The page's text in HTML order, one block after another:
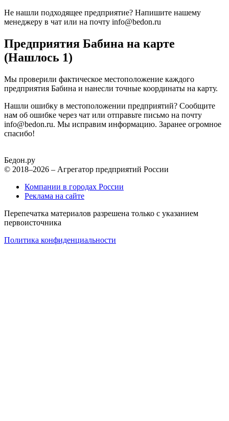
Не нашли подходящее предприятие? Напишите нашему
менеджеру в чат или на почту info@bedon.ru
Предприятия Бабина на карте
(Нашлось 1)
Мы проверили фактическое местоположение каждого
предприятия Бабина и нанесли точные координаты на карту.
Нашли ошибку в местоположении предприятий? Сообщите
нам об ошибке через чат или отправьте письмо на почту
info@bedon.ru. Мы исправим информацию. Заранее огромное
спасибо!
Бедон.ру
© 2018–2026 – Агрегатор предприятий России
Компании в городах России
Реклама на сайте
Перепечатка материалов разрешена только с указанием
первоисточника
Политика конфиденциальности